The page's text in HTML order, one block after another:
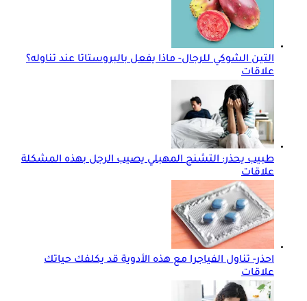
التين الشوكي للرجال- ماذا يفعل بالبروستاتا عند تناوله؟
علاقات
طبيب يحذر: التشنج المهبلي يصيب الرجل بهذه المشكلة
علاقات
احذر- تناول الفياجرا مع هذه الأدوية قد يكلفك حياتك
علاقات